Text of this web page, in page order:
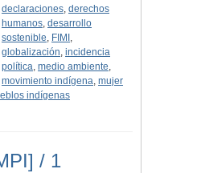
declaraciones,derechos
humanos,desarrollo
sostenible, FIMI ,
globalización,incidencia
política,medio ambiente,
movimiento indígena,mujer
indígenas
/ 1